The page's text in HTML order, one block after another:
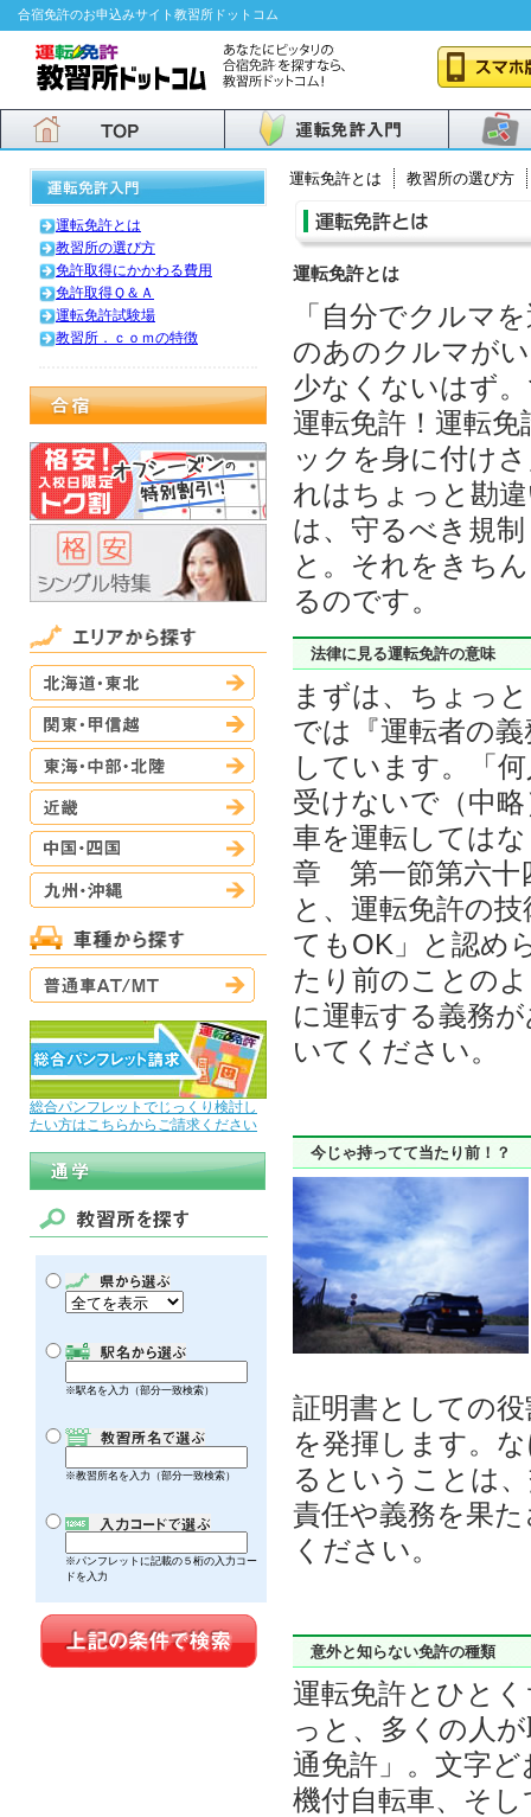
合宿免許のお申込みサイト教習所ドットコム
運転免許とは
教習所の選び方
免許取得にかかわる費用
免許取得Ｑ＆Ａ
運転免許試験場
教習所．ｃｏｍの特徴
北海道・東北
関東・甲信越
東海・中部・北陸
中国・四国
九州・沖縄
普通車AT/MT
総合パンフレットでじっくり検討し
たい方はこちらからご請求ください
※駅名を入力（部分一致検索）
※教習所名を入力（部分一致検索）
※パンフレットに記載の５桁の入力コー
ドを入力
運転免許とは 教習所の選び方
運転免許とは
「自分でクルマ
のあのクルマが
少なくないはず
運転免許！運転
ックを身に付け
れはちょっと勘
は、守るべき規
と。それをきち
るのです。
法律に見る運転免許の意味
まずは、ちょっ
では『運転者の
しています。「
受けないで（中
車を運転しては
章 第一節第六十
と、運転免許の
てもOK」と認め
たり前のことの
に運転する義務
いてください。
今じゃ持ってて当たり前！？
証明書としての
を発揮します。
るということは
責任や義務を果
ください。
意外と知らない免許の種類
運転免許とひと
っと、多くの人
通免許」。文字
機付自転車、そ